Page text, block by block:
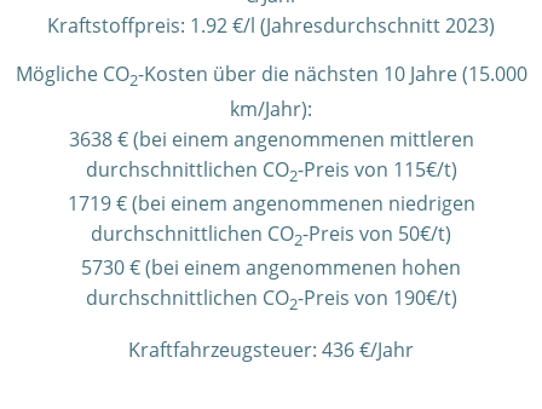
Kraftstoffpreis: 1.92 €/l (Jahresdurchschnitt 2023)
Mögliche CO2-Kosten über die nächsten 10 Jahre (15.000
km/Jahr):
3638 € (bei einem angenommenen mittleren
durchschnittlichen CO2-Preis von 115€/t)
1719 € (bei einem angenommenen niedrigen
durchschnittlichen CO2-Preis von 50€/t)
5730 € (bei einem angenommenen hohen
durchschnittlichen CO2-Preis von 190€/t)
Kraftfahrzeugsteuer: 436 €/Jahr